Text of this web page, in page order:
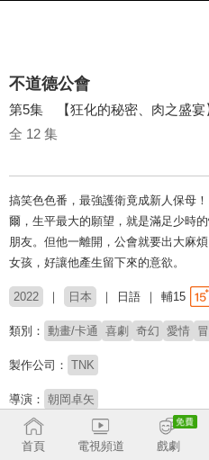
不道德公會
第5集 【狂化的秘密、肉之盛宴
全 12 集
搞笑色色番，最強護衛竟成新人保母
爾，生平最大的願望，就是滿足少時
朋友。但他一離開，公會就要出大麻
女孩，好讓他產生留下來的意欲。
2022 日本 日語 輔15
類別： 動畫/卡通 喜劇 奇幻 愛情
製作公司： TNK
導演： 朝岡卓矢
配音： 福原克己 礒部花凜 澀谷彩乃
大久保瑠美 小路裕夕
首頁 電視頻道 戲劇